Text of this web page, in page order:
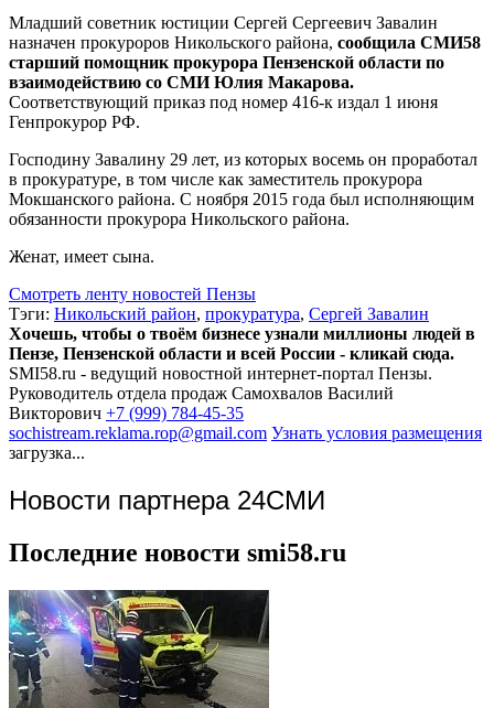
Младший советник юстиции Сергей Сергеевич Завалин
назначен прокуроров Никольского района, сообщила СМИ58
старший помощник прокурора Пензенской области по
взаимодействию со СМИ Юлия Макарова.
Соответствующий приказ под номер 416-к издал 1 июня
Генпрокурор РФ.
Господину Завалину 29 лет, из которых восемь он проработал
в прокуратуре, в том числе как заместитель прокурора
Мокшанского района. С ноября 2015 года был исполняющим
обязанности прокурора Никольского района.
Женат, имеет сына.
Смотреть ленту новостей Пензы
Тэги: Никольский район, прокуратура, Сергей Завалин
Хочешь, чтобы о твоём бизнесе узнали миллионы людей в
Пензе, Пензенской области и всей России - кликай сюда.
SMI58.ru - ведущий новостной интернет-портал Пензы.
Руководитель отдела продаж Самохвалов Василий
Викторович +7 (999) 784-45-35
sochistream.reklama.rop@gmail.com Узнать условия размещения
загрузка...
Новости партнера 24СМИ
Последние новости smi58.ru